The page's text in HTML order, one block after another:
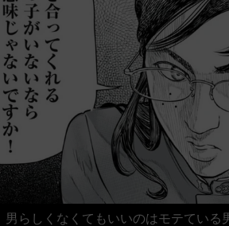
男らしくなくてもいいのはモテている